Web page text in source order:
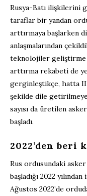
Rusya-Batı ilişkilerini
taraflar bir yandan
arttırmaya başlarken
anlaşmalarından
teknolojiler geliştirme
arttırma rekabeti de
gerginleştikçe, hatta
şekilde dile
sayısı da üretilen
başladı.
2022’den beri
Rus ordusundaki asker
başladığı 2022
Ağustos 2022’de